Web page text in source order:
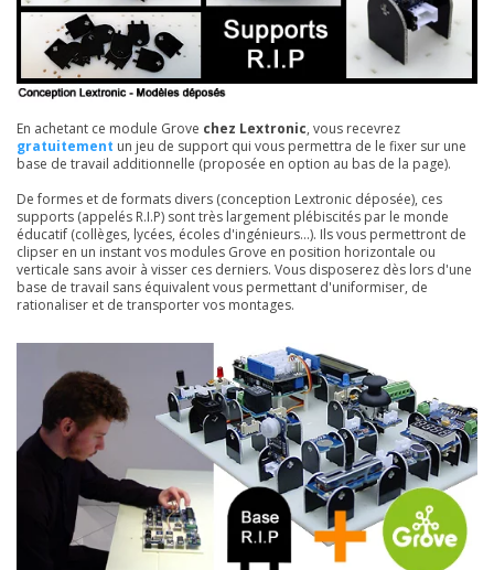
En achetant ce module Grove chez Lextronic, vous recevrez
gratuitement un jeu de support qui vous permettra de le fixer sur une
base de travail additionnelle (proposée en option au bas de la page).
De formes et de formats divers (conception Lextronic déposée), ces
supports (appelés R.I.P) sont très largement plébiscités par le monde
éducatif (collèges, lycées, écoles d'ingénieurs...). Ils vous permettront de
clipser en un instant vos modules Grove en position horizontale ou
verticale sans avoir à visser ces derniers. Vous disposerez dès lors d'une
base de travail sans équivalent vous permettant d'uniformiser, de
rationaliser et de transporter vos montages.